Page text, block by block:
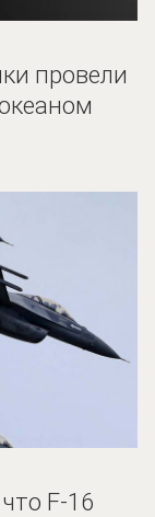
провели
F-16